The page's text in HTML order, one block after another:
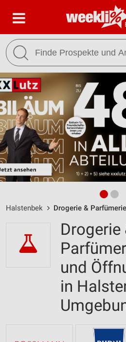
Halstenbek Drogerie & Parfümerie
Drogerie
und
in